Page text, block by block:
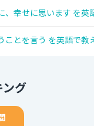
、幸せに思います を英
ことを言う を英語で教
グ